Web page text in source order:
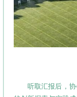
听取汇报后，